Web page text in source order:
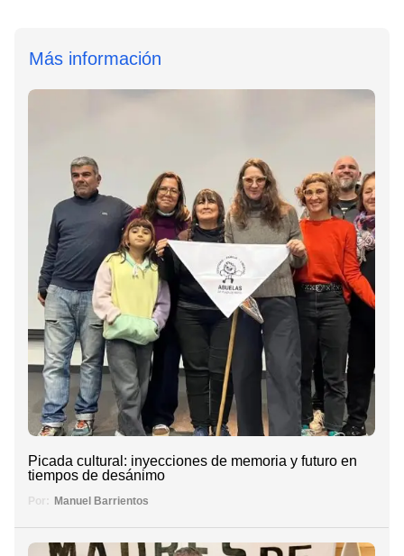
Más información
Picada cultural: inyecciones de memoria y futuro en
tiempos de desánimo
Por: Manuel Barrientos